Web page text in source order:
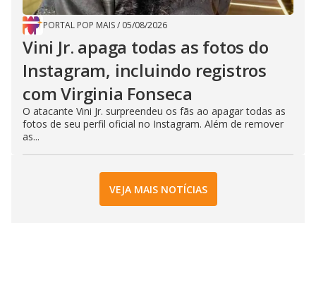
PORTAL POP MAIS/ 05/08/2026
Vini Jr. apaga todas as fotos do
Instagram, incluindo registros
com Virginia Fonseca
O atacante Vini Jr. surpreendeu os fãs ao apagar todas as
fotos de seu perfil oficial no Instagram. Além de remover
as...
VEJA MAIS NOTÍCIAS